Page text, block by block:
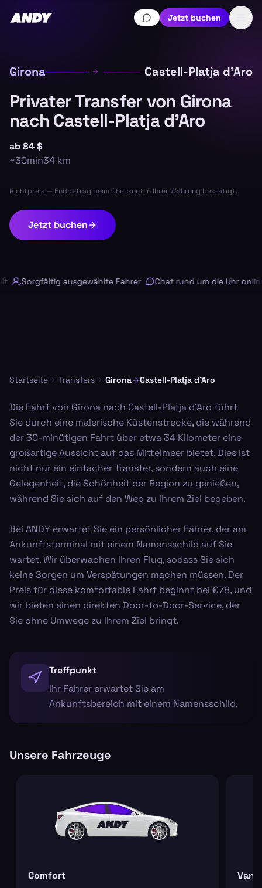
Jetzt buchen
Girona Castell-Platja d'Aro
Privater Transfer von Girona
nach Castell-Platja d'Aro
ab84 $
~30min34 km
Richtpreis — Endbetrag beim Checkout in Ihrer Währung bestätigt.
Jetzt buchen
Sorgfältig ausgewählte Fahrer Chat rund um die Uhr online
Startseite Transfers Girona Castell-Platja d'Aro
Die Fahrt von Girona nach Castell-Platja d'Aro führt
Sie durch eine malerische Küstenstrecke, die während
der 30-minütigen Fahrt über etwa 34 Kilometer eine
großartige Aussicht auf das Mittelmeer bietet. Dies ist
nicht nur ein einfacher Transfer, sondern auch eine
Gelegenheit, die Schönheit der Region zu genießen,
während Sie sich auf den Weg zu Ihrem Ziel begeben.
Bei ANDY erwartet Sie ein persönlicher Fahrer, der am
Ankunftsterminal mit einem Namensschild auf Sie
wartet. Wir überwachen Ihren Flug, sodass Sie sich
keine Sorgen um Verspätungen machen müssen. Der
Preis für diese komfortable Fahrt beginnt bei €78, und
wir bieten einen direkten Door-to-Door-Service, der
Sie ohne Umwege zu Ihrem Ziel bringt.
Treffpunkt
Ihr Fahrer erwartet Sie am
Ankunftsbereich mit einem Namensschild.
Unsere Fahrzeuge
Comfort Van